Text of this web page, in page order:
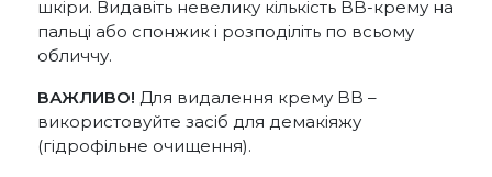
шкіри. Видавіть невелику кількість BB-крему на
пальці або спонжик і розподіліть по всьому
обличчу.
ВАЖЛИВО! Для видалення крему BB –
використовуйте засіб для демакіяжу
(гідрофільне очищення).